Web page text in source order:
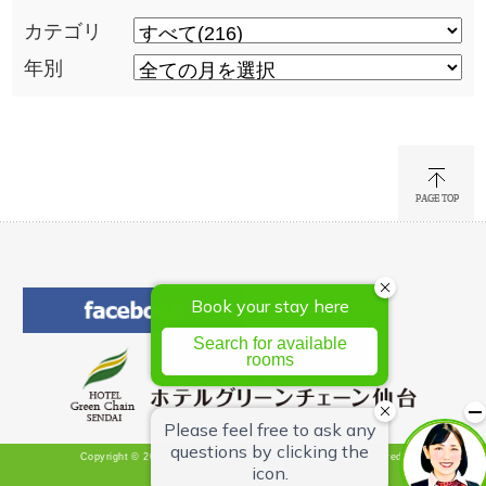
カテゴリ
年別
Copyright © 2026 Hotel Green Chain Sendai All Rights Reserved.